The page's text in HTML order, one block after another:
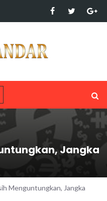
Jangka
Menguntungkan, Jangka